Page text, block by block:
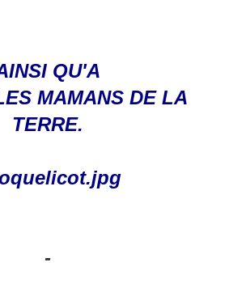
QU'A
MAMANS DE LA
TERRE.
-